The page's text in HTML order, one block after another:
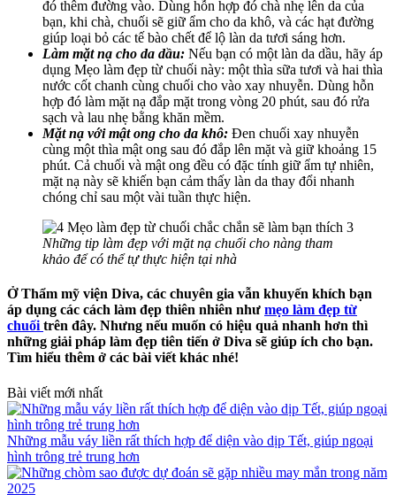
đó thêm đường vào. Dùng hỗn hợp đó chà nhẹ lên da của
bạn, khi chà, chuối sẽ giữ ẩm cho da khô, và các hạt đường
giúp loại bỏ các tế bào chết để lộ làn da tươi sáng hơn.
Làm mặt nạ cho da dầu: Nếu bạn có một làn da dầu, hãy áp
dụng Mẹo làm đẹp từ chuối này: một thìa sữa tươi và hai thìa
nước cốt chanh cùng chuối cho vào xay nhuyễn. Dùng hỗn
hợp đó làm mặt nạ đắp mặt trong vòng 20 phút, sau đó rửa
sạch và lau nhẹ bằng khăn mềm.
Mặt nạ với mật ong cho da khô: Đen chuối xay nhuyễn
cùng một thìa mật ong sau đó đắp lên mặt và giữ khoảng 15
phút. Cả chuối và mật ong đều có đặc tính giữ ẩm tự nhiên,
mặt nạ này sẽ khiến bạn cảm thấy làn da thay đổi nhanh
chóng chỉ sau một vài tuần thực hiện.
Những tip làm đẹp với mặt nạ chuối cho nàng tham
khảo để có thể tự thực hiện tại nhà
Ở Thẩm mỹ viện Diva, các chuyên gia vẫn khuyến khích bạn
áp dụng các cách làm đẹp thiên nhiên như mẹo làm đẹp từ
chuốitrên đây. Nhưng nếu muốn có hiệu quả nhanh hơn thì
những giải pháp làm đẹp tiên tiến ở Diva sẽ giúp ích cho bạn.
Tìm hiểu thêm ở các bài viết khác nhé!
Bài viết mới nhất
Những mẫu váy liền rất thích hợp để diện vào dịp Tết, giúp ngoại
hình trông trẻ trung hơn